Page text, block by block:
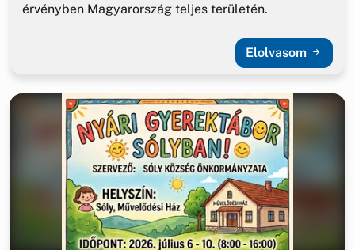
érvényben Magyarország teljes területén.
Elolvasom